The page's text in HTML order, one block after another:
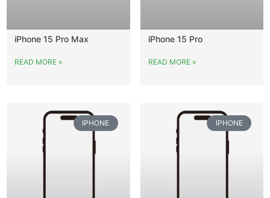
iPhone 15 Pro Max
READ MORE »
iPhone 15 Pro
READ MORE »
IPHONE IPHONE